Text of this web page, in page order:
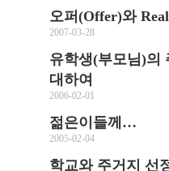
오퍼(Offer)와
2007-03-28
유학생(부모님)의
대하여
2006-02-01
젊은이들께…
2005-02-04
학교와 주거지 선